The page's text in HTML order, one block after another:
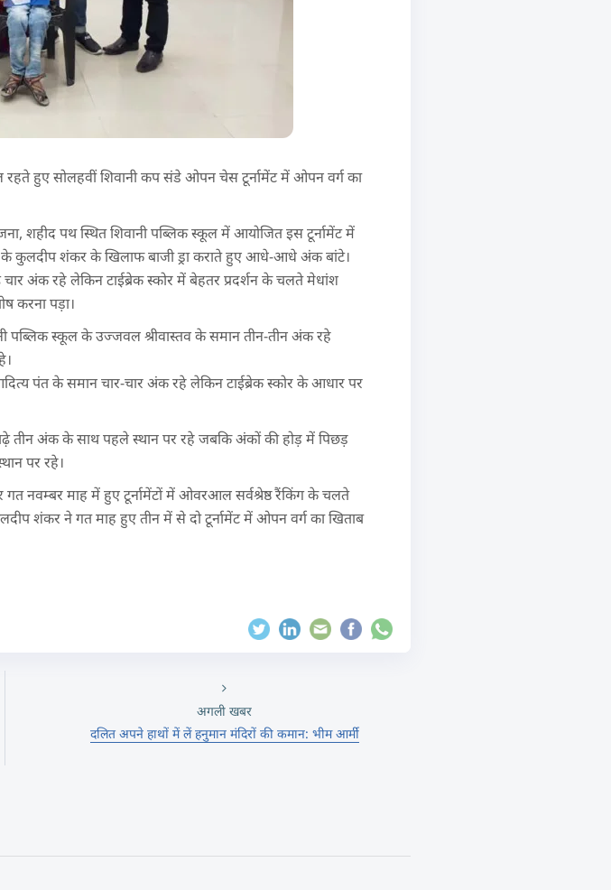
हुए सोलहवीं शिवानी कप संडे ओपन चेस टूर्नामेंट में ओपन वर्ग का
शहीद पथ स्थित शिवानी पब्लिक स्कूल में आयोजित इस टूर्नामेंट में
कुलदीप शंकर के खिलाफ बाजी ड्रा कराते हुए आधे-आधे अंक बांटे।
अंक रहे लेकिन टाईब्रेक स्कोर में बेहतर प्रदर्शन के चलते मेधांश
करना पड़ा।
पब्लिक स्कूल के उज्जवल श्रीवास्तव के समान तीन-तीन अंक रहे
पंत के समान चार-चार अंक रहे लेकिन टाईब्रेक स्कोर के आधार पर
तीन अंक के साथ पहले स्थान पर रहे जबकि अंकों की होड़ में पिछड़
पर रहे।
नवम्बर माह में हुए टूर्नामेंटों में ओवरआल सर्वश्रेष्ठ रैंकिंग के चलते
शंकर ने गत माह हुए तीन में से दो टूर्नामेंट में ओपन वर्ग का खिताब
अगली खबर
दलित अपने हाथों में लें हनुमान मंदिरों की कमान: भीम आर्मी